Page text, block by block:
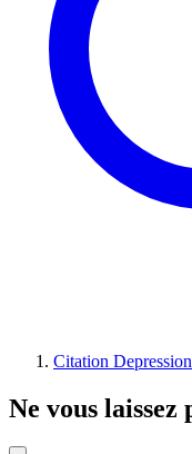
Citation Depression
Ne vous